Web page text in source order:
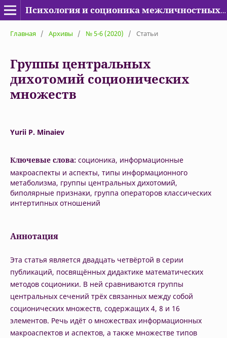
Психология и соционика межличностных отношений
Главная / Архивы / № 5-6 (2020) / Статьи
Группы центральных
дихотомий соционических
множеств
Yurii P. Minaiev
Ключевые слова: соционика, информационные
макроаспекты и аспекты, типы информационного
метаболизма, группы центральных дихотомий,
биполярные признаки, группа операторов классических
интертипных отношений
Аннотация
Эта статья является двадцать четвёртой в серии
публикаций, посвящённых дидактике математических
методов соционики. В ней сравниваются группы
центральных сечений трёх связанных между собой
соционических множеств, содержащих 4, 8 и 16
элементов. Речь идёт о множествах информационных
макроаспектов и аспектов, а также множестве типов